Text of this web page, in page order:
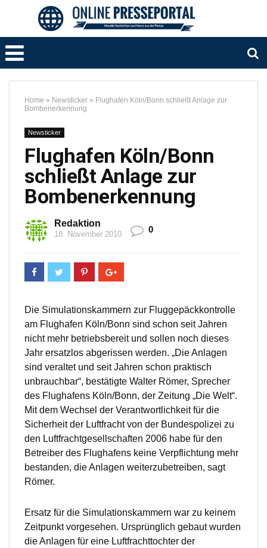
Home » Newsticker » Flughafen Köln/Bonn schließt Anlage zur
Bombenerkennung
Newsticker
Flughafen Köln/Bonn
schließt Anlage zur
Bombenerkennung
Redaktion
18. November 2010 0
Die Simulationskammern zur Fluggepäckkontrolle
am Flughafen Köln/Bonn sind schon seit Jahren
nicht mehr betriebsbereit und sollen noch dieses
Jahr ersatzlos abgerissen werden. „Die Anlagen
sind veraltet und seit Jahren schon praktisch
unbrauchbar“, bestätigte Walter Römer, Sprecher
des Flughafens Köln/Bonn, der Zeitung „Die Welt“.
Mit dem Wechsel der Verantwortlichkeit für die
Sicherheit der Luftfracht von der Bundespolizei zu
den Luftfrachtgesellschaften 2006 habe für den
Betreiber des Flughafens keine Verpflichtung mehr
bestanden, die Anlagen weiterzubetreiben, sagt
Römer.
Ersatz für die Simulationskammern war zu keinem
Zeitpunkt vorgesehen. Ursprünglich gebaut wurden
die Anlagen für eine Luftfrachttochter der